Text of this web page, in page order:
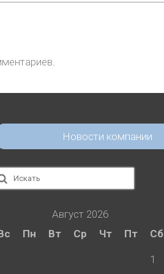
Новости компании
Август 2026
Пн Вт Ср Чт Пт Сб
1